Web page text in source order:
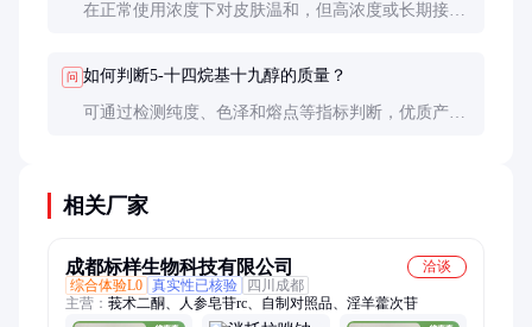
在正常使用浓度下对皮肤温和，但高浓度或长期接触
问 如何判断5-十四烷基十九醇的质量？
可通过检测纯度、色泽和熔点等指标判断，优质产品
相关厂家
成都标样生物科技有限公司
洽谈
综合体验L0 真实性已核验
四川成都
主营： 莪术二酮、人参皂苷rc、自制对照品、淫羊藿次苷